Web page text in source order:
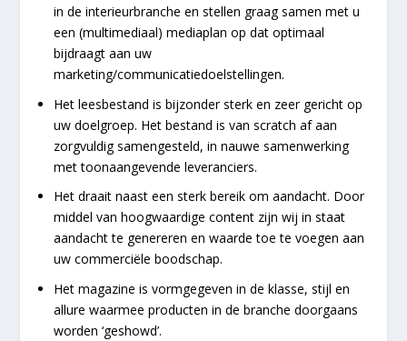
in de interieurbranche en stellen graag samen met u
een (multimediaal) mediaplan op dat optimaal
bijdraagt aan uw
marketing/communicatiedoelstellingen.
Het leesbestand is bijzonder sterk en zeer gericht op
uw doelgroep. Het bestand is van scratch af aan
zorgvuldig samengesteld, in nauwe samenwerking
met toonaangevende leveranciers.
Het draait naast een sterk bereik om aandacht. Door
middel van hoogwaardige content zijn wij in staat
aandacht te genereren en waarde toe te voegen aan
uw commerciële boodschap.
Het magazine is vormgegeven in de klasse, stijl en
allure waarmee producten in de branche doorgaans
worden ‘geshowd’.